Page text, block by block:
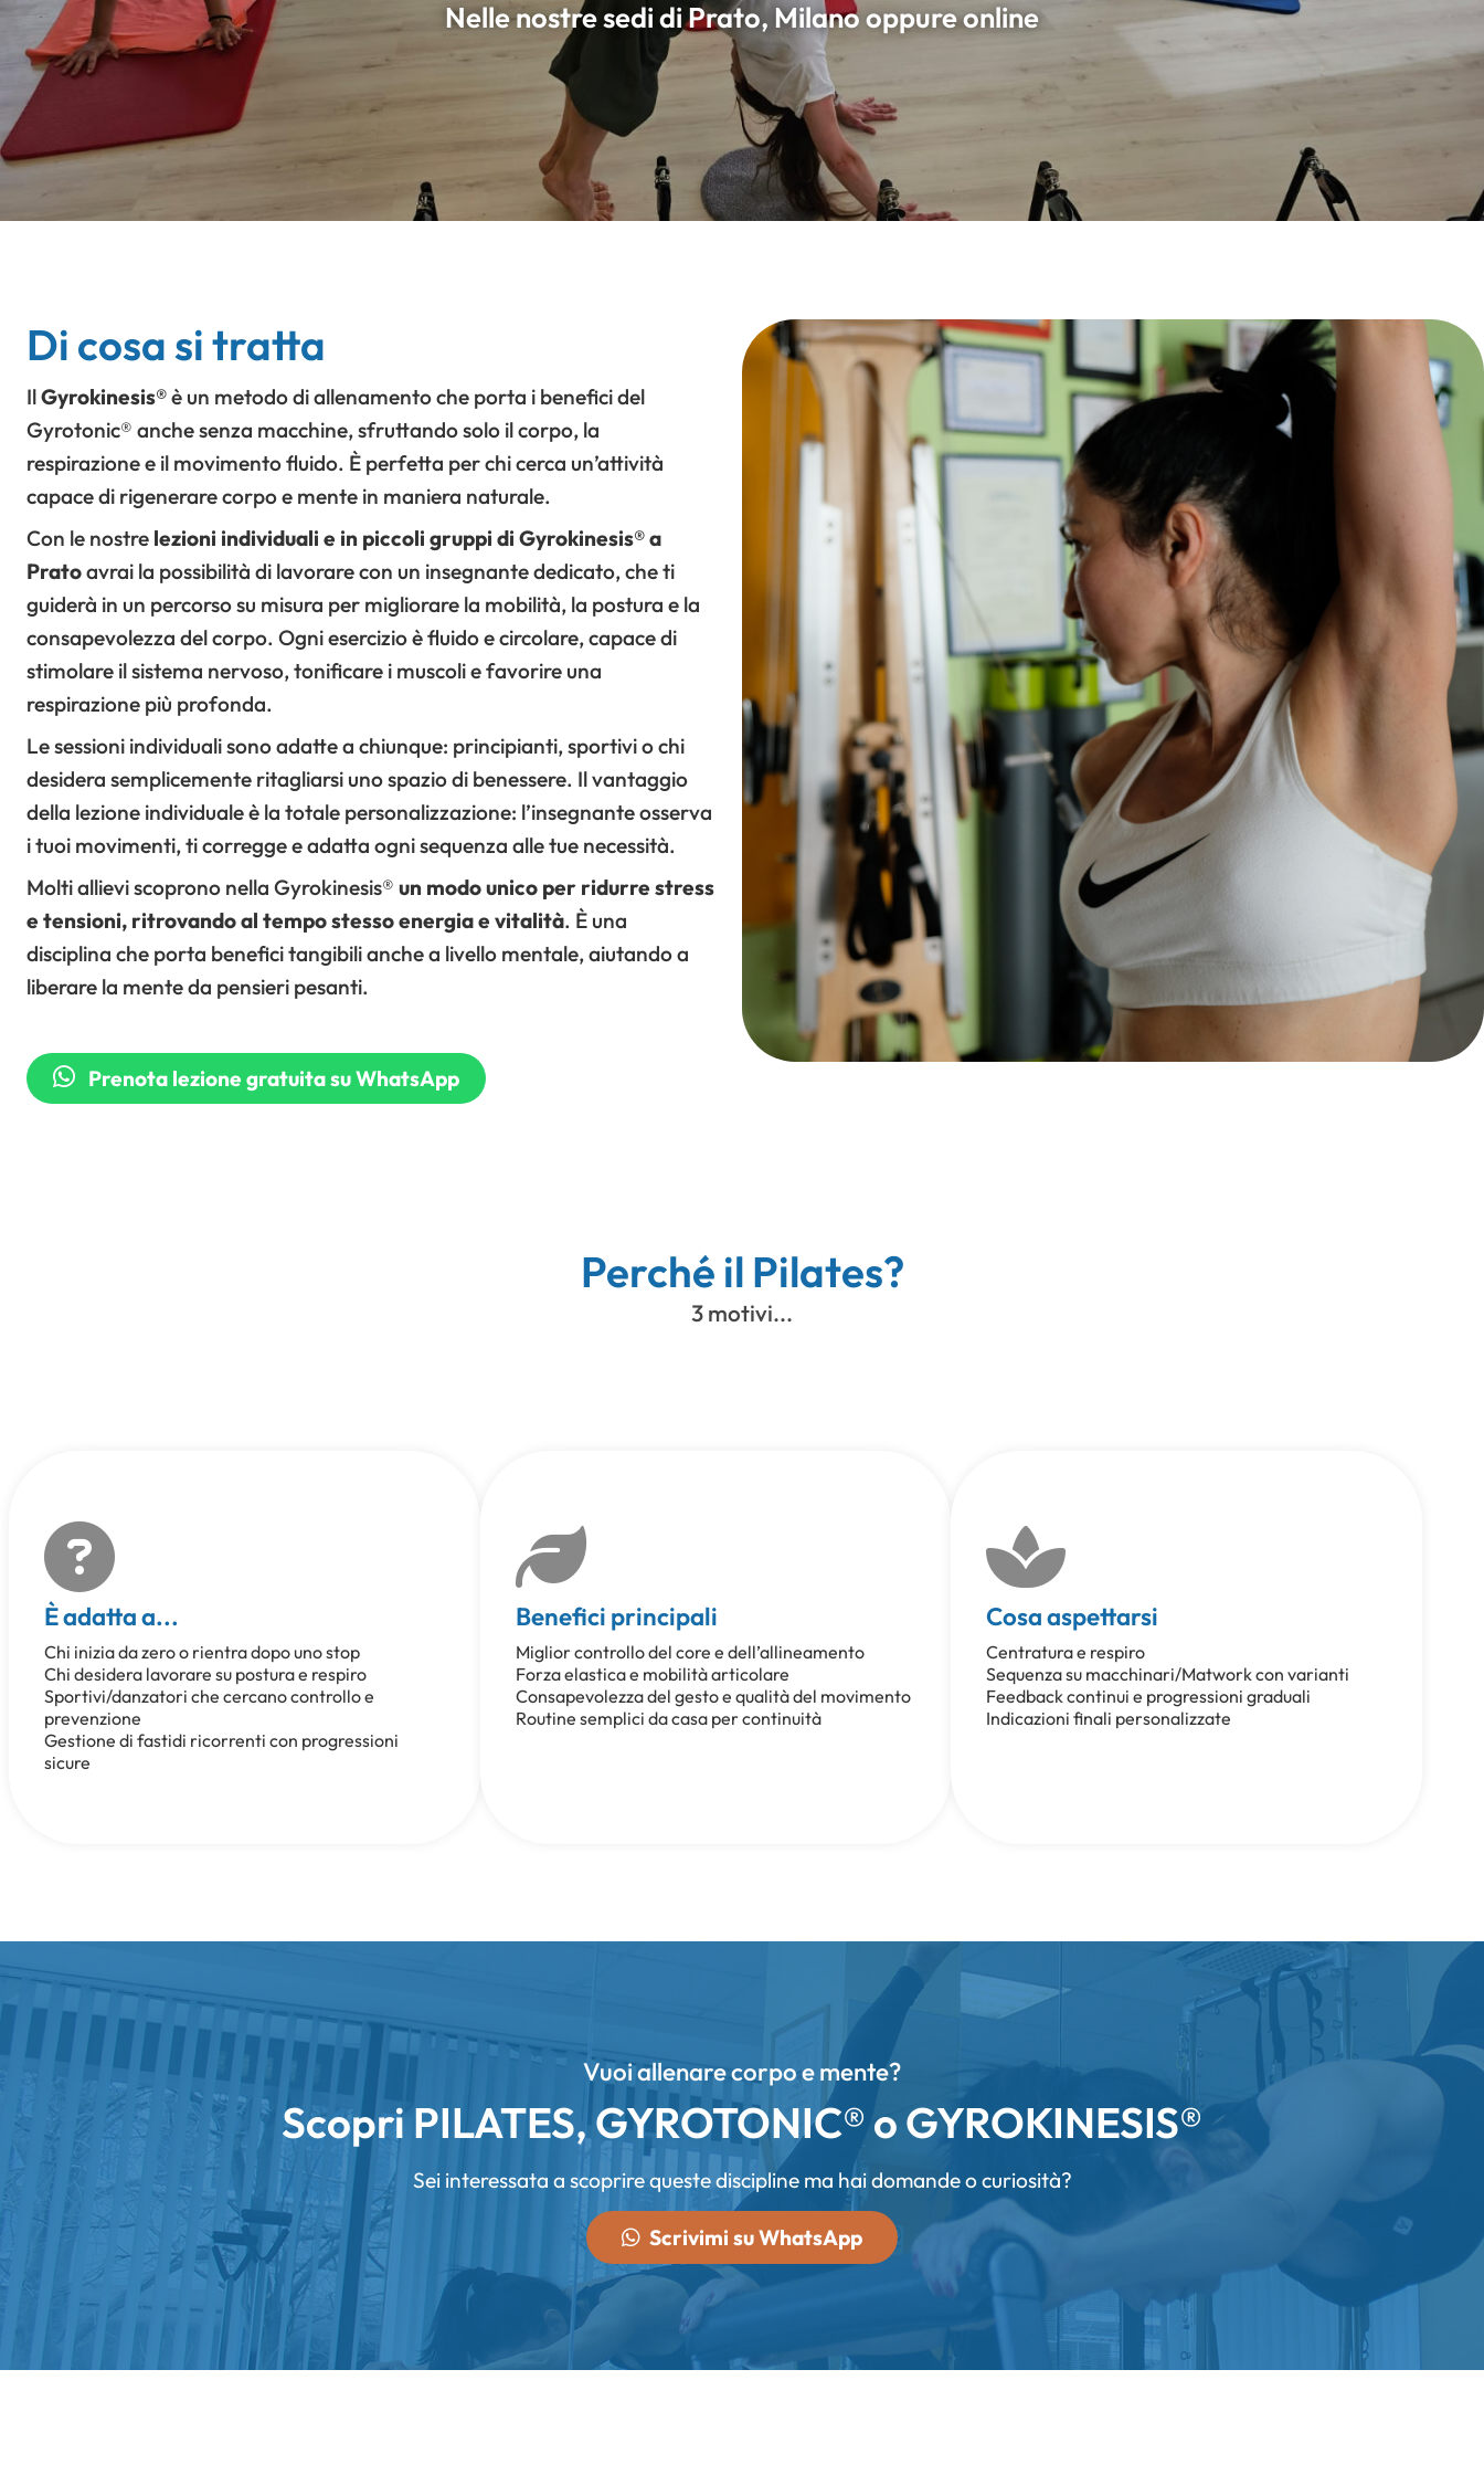
Nelle nostre sedi di Prato, Milano oppure online
Di cosa si tratta
IlGyrokinesis®è un metodo di allenamento che porta i benefici del
Gyrotonic® anche senza macchine, sfruttando solo il corpo, la
respirazione e il movimento fluido. È perfetta per chi cerca un’attività
capace di rigenerare corpo e mente in maniera naturale.
Con le nostre lezioni individuali e in piccoli gruppi di Gyrokinesis® a
Pratoavrai la possibilità di lavorare con un insegnante dedicato, che ti
guiderà in un percorso su misura per migliorare la mobilità, la postura e la
consapevolezza del corpo. Ogni esercizio è fluido e circolare, capace di
stimolare il sistema nervoso, tonificare i muscoli e favorire una
respirazione più profonda.
Le sessioni individuali sono adatte a chiunque: principianti, sportivi o chi
desidera semplicemente ritagliarsi uno spazio di benessere. Il vantaggio
della lezione individuale è la totale personalizzazione: l’insegnante osserva
i tuoi movimenti, ti corregge e adatta ogni sequenza alle tue necessità.
Molti allievi scoprono nella Gyrokinesis® un modo unico per ridurre stress
e tensioni, ritrovando al tempo stesso energia e vitalità. È una
disciplina che porta benefici tangibili anche a livello mentale, aiutando a
liberare la mente da pensieri pesanti.
Prenota lezione gratuita su WhatsApp
Perché il Pilates?
3 motivi...
È adatta a...
Chi inizia da zero o rientra dopo uno stop
Chi desidera lavorare su postura e respiro
Sportivi/danzatori che cercano controllo e
prevenzione
Gestione di fastidi ricorrenti con progressioni
sicure
Benefici principali
Miglior controllo del core e dell’allineamento
Forza elastica e mobilità articolare
Consapevolezza del gesto e qualità del movimento
Routine semplici da casa per continuità
Cosa aspettarsi
Centratura e respiro
Sequenza su macchinari/Matwork con varianti
Feedback continui e progressioni graduali
Indicazioni finali personalizzate
Vuoi allenare corpo e mente?
Scopri PILATES, GYROTONIC® o GYROKINESIS®
Sei interessata a scoprire queste discipline ma hai domande o curiosità?
Scrivimi su WhatsApp